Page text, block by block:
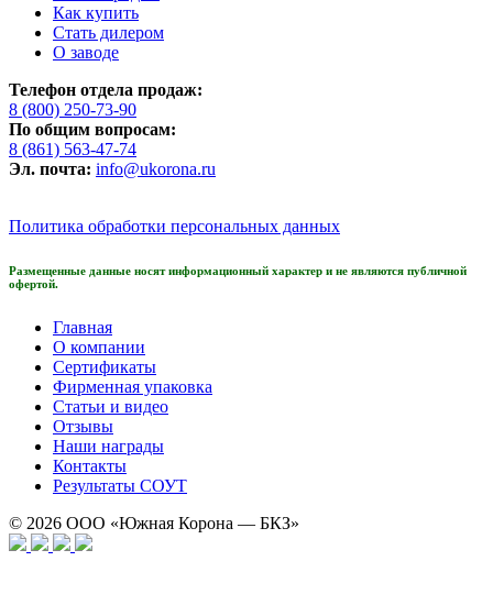
Как купить
Стать дилером
О заводе
Телефон отдела продаж:
8 (800) 250-73-90
По общим вопросам:
8 (861) 563-47-74
Эл. почта: info@ukorona.ru
Политика обработки персональных данных
Размещенные данные носят информационный характер и не являются публичной
офертой.
Главная
О компании
Сертификаты
Фирменная упаковка
Статьи и видео
Отзывы
Наши награды
Контакты
Результаты СОУТ
© 2026 ООО «Южная Корона — БКЗ»